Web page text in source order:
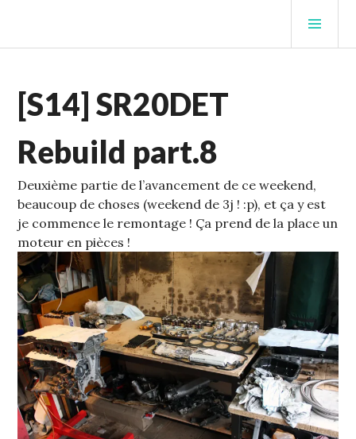
contenu
STUFFCC'S BLOG
S14
[S14] SR20DET
Rebuild part.8
Deuxième partie de l’avancement de ce weekend,
beaucoup de choses (weekend de 3j ! :p), et ça y est
je commence le remontage ! Ça prend de la place un
moteur en pièces !